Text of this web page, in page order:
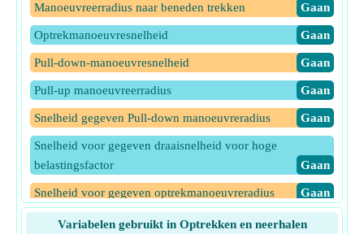
Manoeuvreerradius naar beneden trekken ​Gaan
Optrekmanoeuvresnelheid ​Gaan
Pull-down-manoeuvresnelheid ​Gaan
Pull-up manoeuvreerradius ​Gaan
Snelheid gegeven Pull-down manoeuvreradius ​Gaan
Snelheid voor gegeven draaisnelheid voor hoge
belastingsfactor
​Gaan
Snelheid voor gegeven optrekmanoeuvreradius ​Gaan
Snelheid voor gegeven pull-down-manoeuvresnelheid
Variabelen gebruikt in Optrekken en neerhalen